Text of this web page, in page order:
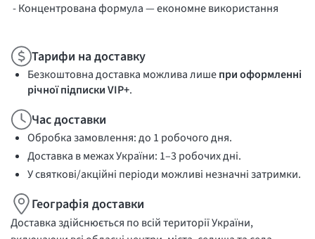
- Концентрована формула — економне використання
Тарифи на доставку
Безкоштовна доставка можлива лишепри оформленні
річної підписки VIP+.
Час доставки
Обробка замовлення: до 1 робочого дня.
Доставка в межах України: 1–3 робочих дні.
У святкові/акційні періоди можливі незначні затримки.
Географія доставки
Доставка здійснюється по всій території України,